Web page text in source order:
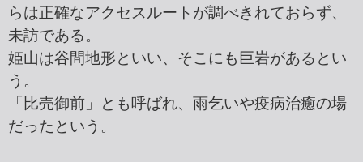
らは正確なアクセスルートが調べきれておらず、
未訪である。
姫山は谷間地形といい、そこにも巨岩があるとい
う。
「比売御前」とも呼ばれ、雨乞いや疫病治癒の場
だったという。